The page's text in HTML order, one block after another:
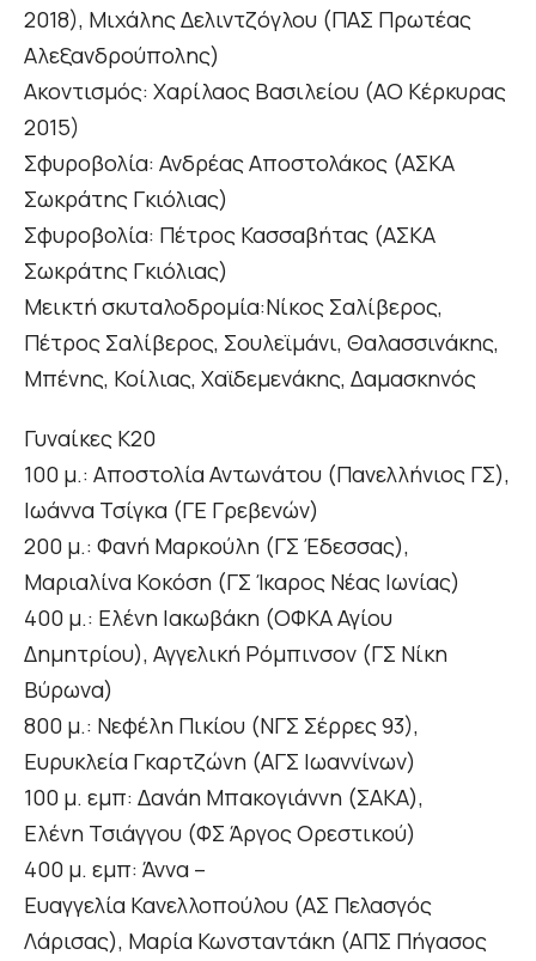
2018), Μιχάλης Δελιντζόγλου (ΠΑΣ Πρωτέας
Αλεξανδρούπολης)
Ακοντισμός: Χαρίλαος Βασιλείου (ΑΟ Κέρκυρας
2015)
Σφυροβολία: Ανδρέας Αποστολάκος (ΑΣΚΑ
Σωκράτης Γκιόλιας)
Σφυροβολία: Πέτρος Κασσαβήτας (ΑΣΚΑ
Σωκράτης Γκιόλιας)
Μεικτή σκυταλοδρομία:Νίκος Σαλίβερος,
Πέτρος Σαλίβερος, Σουλεϊμάνι, Θαλασσινάκης,
Μπένης, Κοίλιας, Χαϊδεμενάκης, Δαμασκηνός
Γυναίκες Κ20
100 μ.: Αποστολία Αντωνάτου (Πανελλήνιος ΓΣ),
Ιωάννα Τσίγκα (ΓΕ Γρεβενών)
200 μ.: Φανή Μαρκούλη (ΓΣ Έδεσσας),
Μαριαλίνα Κοκόση (ΓΣ Ίκαρος Νέας Ιωνίας)
400 μ.: Ελένη Ιακωβάκη (ΟΦΚΑ Αγίου
Δημητρίου), Αγγελική Ρόμπινσον (ΓΣ Νίκη
Βύρωνα)
800 μ.: Νεφέλη Πικίου (ΝΓΣ Σέρρες 93),
Ευρυκλεία Γκαρτζώνη (ΑΓΣ Ιωαννίνων)
100 μ. εμπ: Δανάη Μπακογιάννη (ΣΑΚΑ),
Ελένη Τσιάγγου (ΦΣ Άργος Ορεστικού)
400 μ. εμπ: Άννα –
Ευαγγελία Κανελλοπούλου (ΑΣ Πελασγός
Λάρισας), Μαρία Κωνσταντάκη (ΑΠΣ Πήγασος